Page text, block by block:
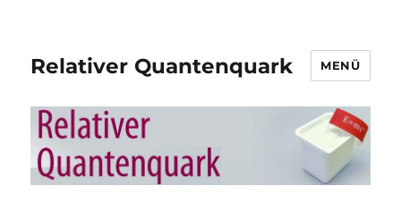
Relativer Quantenquark MENÜ